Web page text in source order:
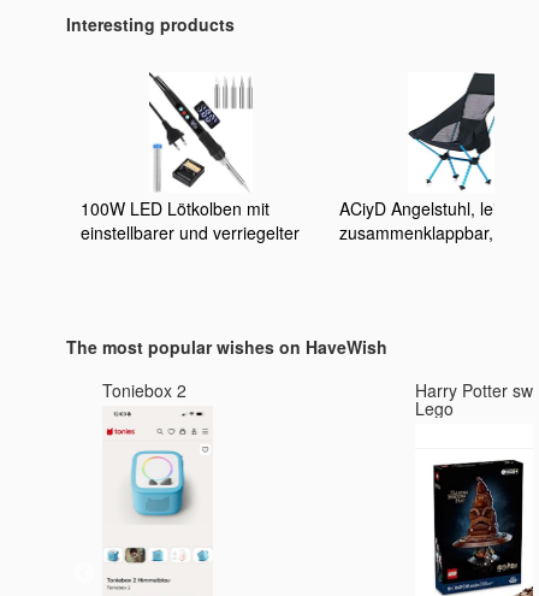
Interesting products
100W LED Lötkolben mit
einstellbarer und verriegelter
ACiyD Angelstuhl, leicht,
zusammenklappbar,
The most popular wishes on HaveWish
Toniebox 2
Harry Potter
Lego